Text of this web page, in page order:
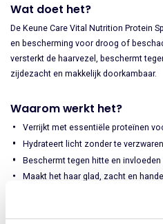
Wat doet het?
De Keune Care Vital Nutrition Protein
en bescherming voor droog of
versterkt de haarvezel, beschermt
zijdezacht en makkelijk doorkambaar.
Waarom werkt het?
Verrijkt met essentiële proteïnen
Hydrateert licht zonder te verzwaren
Beschermt tegen hitte en
Maakt het haar glad, zacht en